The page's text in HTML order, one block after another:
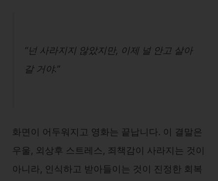
“넌 사라지지 않았지만, 이제 널 안고 살아
갈 거야.”
화면이 어두워지고 영화는 끝납니다. 이 결말은
우울, 외상후 스트레스, 죄책감이 사라지는 것이
아니라, 인식하고 받아들이는 것이 진정한 회복